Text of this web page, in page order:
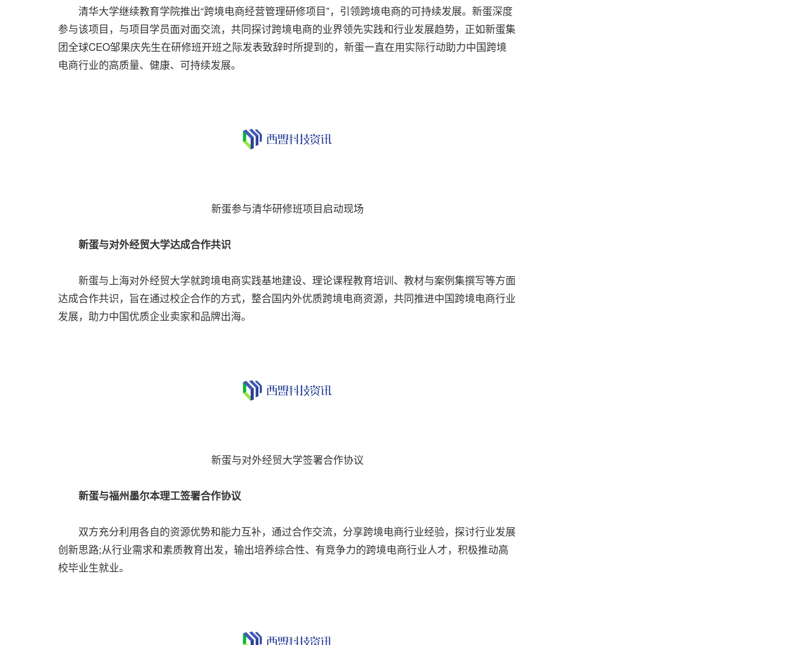
清华大学继续教育学院推出“跨境电商经营管理研修项目”，引领跨境电商的可持续发展。新蛋深度
参与该项目，与项目学员面对面交流，共同探讨跨境电商的业界领先实践和行业发展趋势，正如新蛋集
团全球CEO邹果庆先生在研修班开班之际发表致辞时所提到的，新蛋一直在用实际行动助力中国跨境
电商行业的高质量、健康、可持续发展。
新蛋参与清华研修班项目启动现场
新蛋与对外经贸大学达成合作共识
新蛋与上海对外经贸大学就跨境电商实践基地建设、理论课程教育培训、教材与案例集撰写等方面
达成合作共识，旨在通过校企合作的方式，整合国内外优质跨境电商资源，共同推进中国跨境电商行业
发展，助力中国优质企业卖家和品牌出海。
新蛋与对外经贸大学签署合作协议
新蛋与福州墨尔本理工签署合作协议
双方充分利用各自的资源优势和能力互补，通过合作交流，分享跨境电商行业经验，探讨行业发展
创新思路;从行业需求和素质教育出发，输出培养综合性、有竞争力的跨境电商行业人才，积极推动高
校毕业生就业。